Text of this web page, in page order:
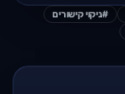
#ניקוי קישורים